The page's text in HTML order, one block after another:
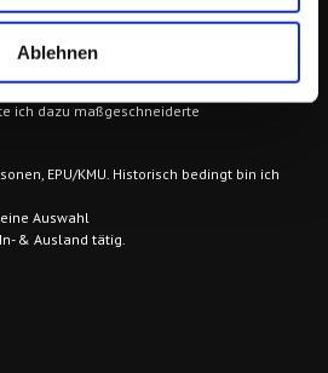
Ablehnen
AuftraggeberInnen
von Konzepten, Strategien und deren
ich dazu maßgeschneiderte
EPU/KMU. Historisch bedingt bin ich
Auswahl
& Ausland tätig.